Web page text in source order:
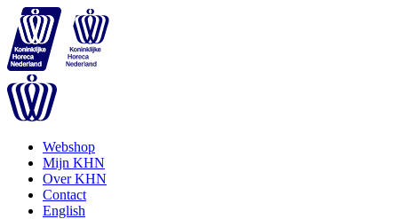
Webshop
Mijn KHN
Over KHN
Contact
English